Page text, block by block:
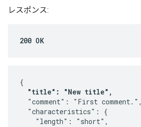
レスポンス:
200 OK
{
"title": "New title",
  "comment": "First comment.",
  "characteristics": {
    "length": "short",